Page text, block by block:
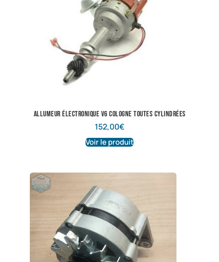
Allumeur électronique V6 cologne toutes cylindrées
152,00€
Voir le produit